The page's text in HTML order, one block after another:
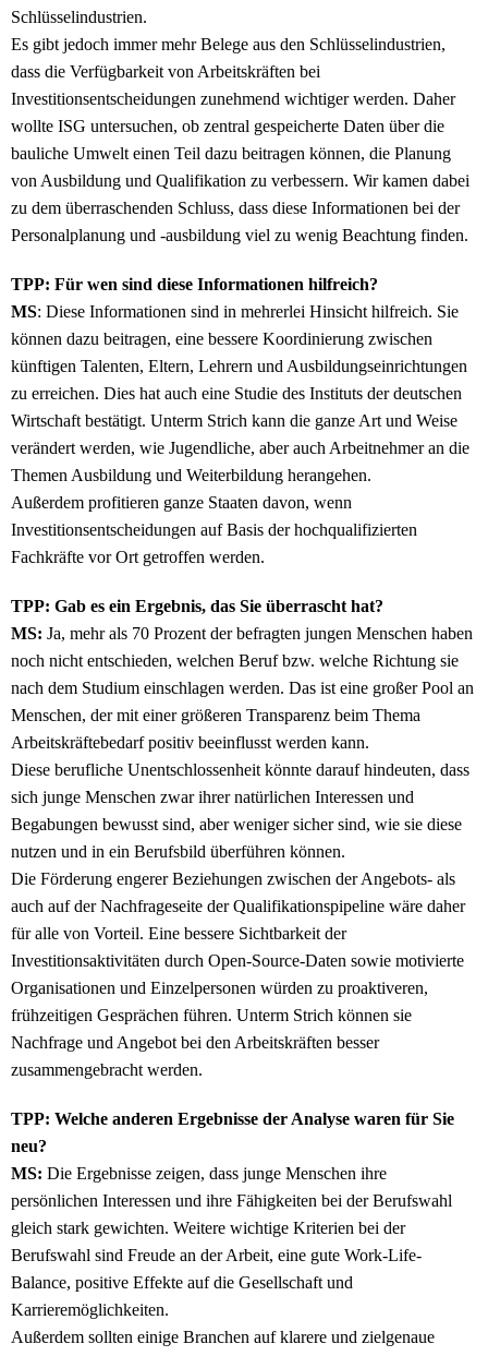
Schlüsselindustrien.
Es gibt jedoch immer mehr Belege aus den Schlüsselindustrien,
dass die Verfügbarkeit von Arbeitskräften bei
Investitionsentscheidungen zunehmend wichtiger werden. Daher
wollte ISG untersuchen, ob zentral gespeicherte Daten über die
bauliche Umwelt einen Teil dazu beitragen können, die Planung
von Ausbildung und Qualifikation zu verbessern. Wir kamen dabei
zu dem überraschenden Schluss, dass diese Informationen bei der
Personalplanung und -ausbildung viel zu wenig Beachtung finden.
TPP: Für wen sind diese Informationen hilfreich?
MS: Diese Informationen sind in mehrerlei Hinsicht hilfreich. Sie
können dazu beitragen, eine bessere Koordinierung zwischen
künftigen Talenten, Eltern, Lehrern und Ausbildungseinrichtungen
zu erreichen. Dies hat auch eine Studie des Instituts der deutschen
Wirtschaft bestätigt. Unterm Strich kann die ganze Art und Weise
verändert werden, wie Jugendliche, aber auch Arbeitnehmer an die
Themen Ausbildung und Weiterbildung herangehen.
Außerdem profitieren ganze Staaten davon, wenn
Investitionsentscheidungen auf Basis der hochqualifizierten
Fachkräfte vor Ort getroffen werden.
TPP: Gab es ein Ergebnis, das Sie überrascht hat?
MS: Ja, mehr als 70 Prozent der befragten jungen Menschen haben
noch nicht entschieden, welchen Beruf bzw. welche Richtung sie
nach dem Studium einschlagen werden. Das ist eine großer Pool an
Menschen, der mit einer größeren Transparenz beim Thema
Arbeitskräftebedarf positiv beeinflusst werden kann.
Diese berufliche Unentschlossenheit könnte darauf hindeuten, dass
sich junge Menschen zwar ihrer natürlichen Interessen und
Begabungen bewusst sind, aber weniger sicher sind, wie sie diese
nutzen und in ein Berufsbild überführen können.
Die Förderung engerer Beziehungen zwischen der Angebots- als
auch auf der Nachfrageseite der Qualifikationspipeline wäre daher
für alle von Vorteil. Eine bessere Sichtbarkeit der
Investitionsaktivitäten durch Open-Source-Daten sowie motivierte
Organisationen und Einzelpersonen würden zu proaktiveren,
frühzeitigen Gesprächen führen. Unterm Strich können sie
Nachfrage und Angebot bei den Arbeitskräften besser
zusammengebracht werden.
TPP: Welche anderen Ergebnisse der Analyse waren für Sie
neu?
MS: Die Ergebnisse zeigen, dass junge Menschen ihre
persönlichen Interessen und ihre Fähigkeiten bei der Berufswahl
gleich stark gewichten. Weitere wichtige Kriterien bei der
Berufswahl sind Freude an der Arbeit, eine gute Work-Life-
Balance, positive Effekte auf die Gesellschaft und
Karrieremöglichkeiten.
Außerdem sollten einige Branchen auf klarere und zielgenaue